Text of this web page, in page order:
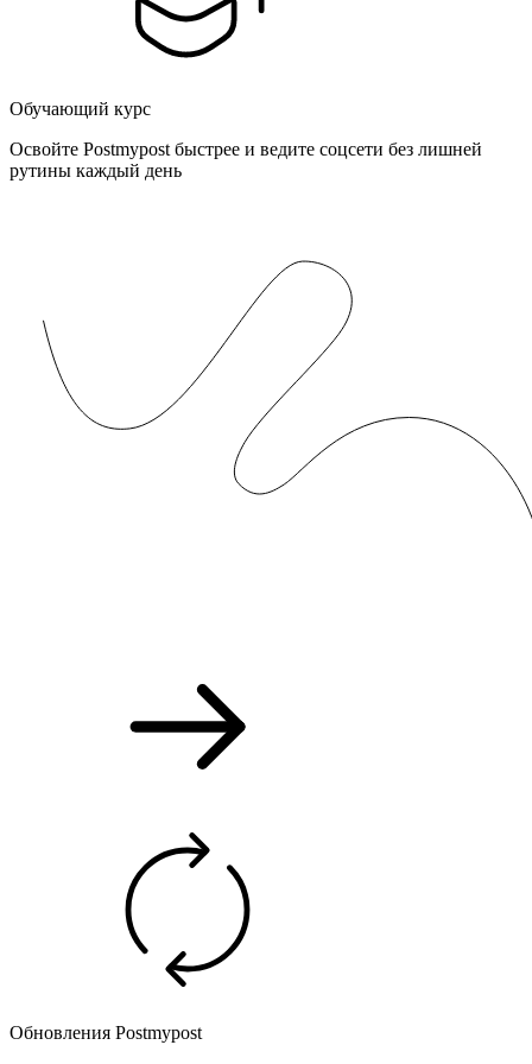
Обучающий курс
Освойте Postmypost быстрее и ведите соцсети без лишней
рутины каждый день
Обновления Postmypost